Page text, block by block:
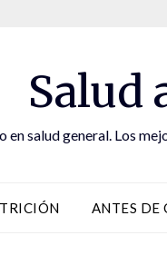
Salud
en salud general. Los
ANTES DE